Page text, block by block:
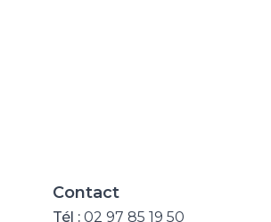
Contact
Tél : 02 97 85 19 50